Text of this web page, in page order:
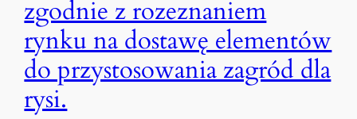
zgodnie z rozeznaniem
rynku na dostawę elementów
do przystosowania zagród dla
rysi.